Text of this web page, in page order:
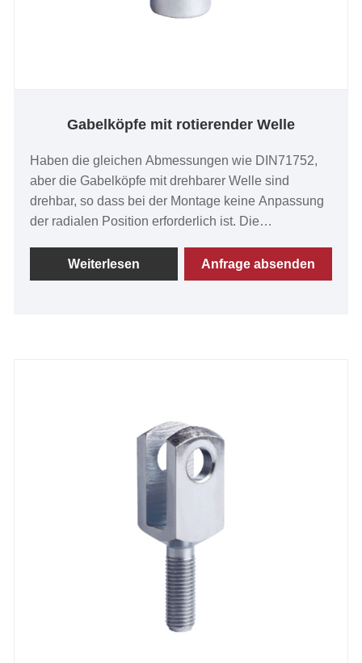
Gabelköpfe mit rotierender Welle
Haben die gleichen Abmessungen wie DIN71752,
aber die Gabelköpfe mit drehbarer Welle sind
drehbar, so dass bei der Montage keine Anpassung
der radialen Position erforderlich ist. Die
durch ungenaue Achsen oder Hebel allein oder
durch Bowdenzüge verursacht werden. Bei der
Weiterlesen Anfrage absenden